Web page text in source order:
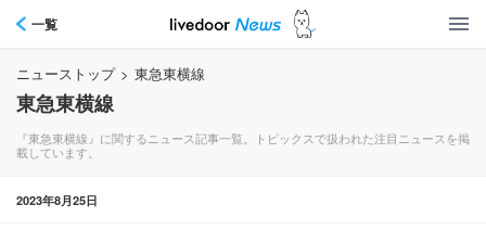
一覧
ニューストップ > 東急東横線
東急東横線
『東急東横線』に関するニュース記事一覧。トピックスで扱われた注目ニュースを掲
載しています。
2023年8月25日